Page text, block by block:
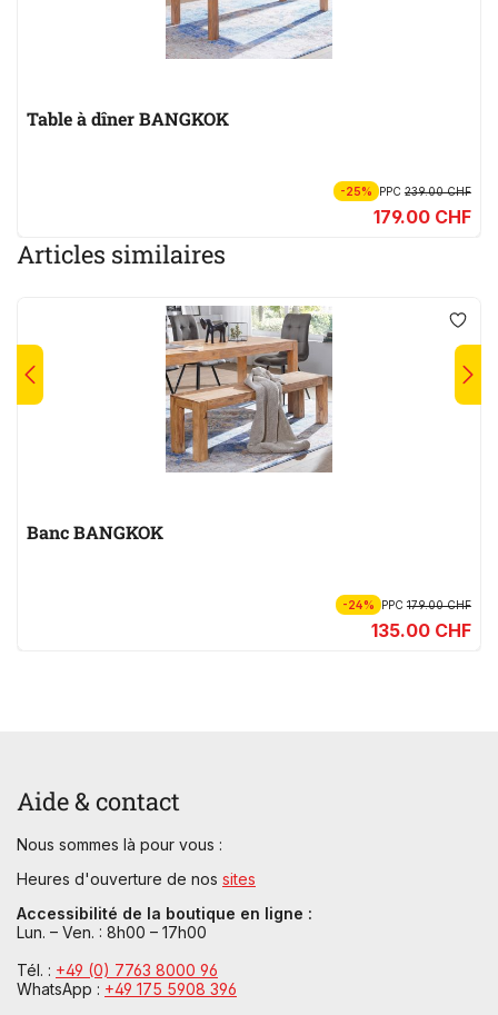
Table à dîner BANGKOK
-25% PPC239.00 CHF
179.00 CHF
Articles similaires
Banc BANGKOK
-24% PPC179.00 CHF
135.00 CHF
Aide & contact
Nous sommes là pour vous :
Heures d'ouverture de nos sites
Accessibilité de la boutique en ligne :
Lun. – Ven. : 8h00 – 17h00
Tél. : +49 (0) 7763 8000 96
WhatsApp : +49 175 5908 396